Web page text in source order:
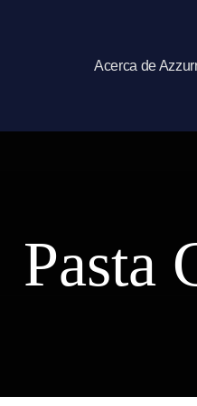
Acerca de
Pasta